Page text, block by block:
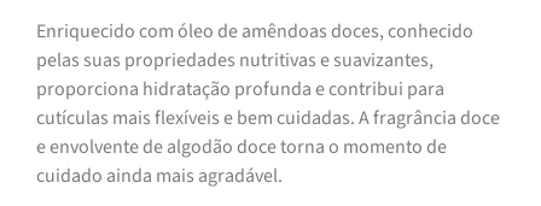
Enriquecido com óleo de amêndoas doces, conhecido
pelas suas propriedades nutritivas e suavizantes,
proporciona hidratação profunda e contribui para
cutículas mais flexíveis e bem cuidadas. A fragrância doce
e envolvente de algodão doce torna o momento de
cuidado ainda mais agradável.